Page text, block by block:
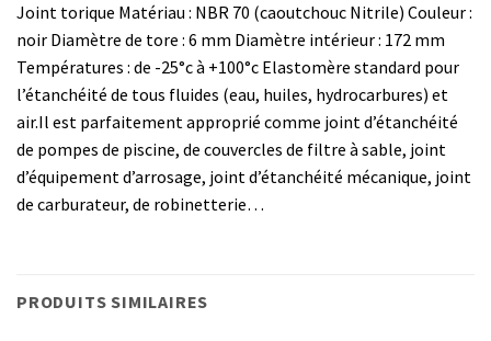
Joint torique Matériau : NBR 70 (caoutchouc Nitrile) Couleur :
noir Diamètre de tore : 6 mm Diamètre intérieur : 172 mm
Températures : de -25°c à +100°c Elastomère standard pour
l’étanchéité de tous fluides (eau, huiles, hydrocarbures) et
air.Il est parfaitement approprié comme joint d’étanchéité
de pompes de piscine, de couvercles de filtre à sable, joint
d’équipement d’arrosage, joint d’étanchéité mécanique, joint
de carburateur, de robinetterie…
PRODUITS SIMILAIRES